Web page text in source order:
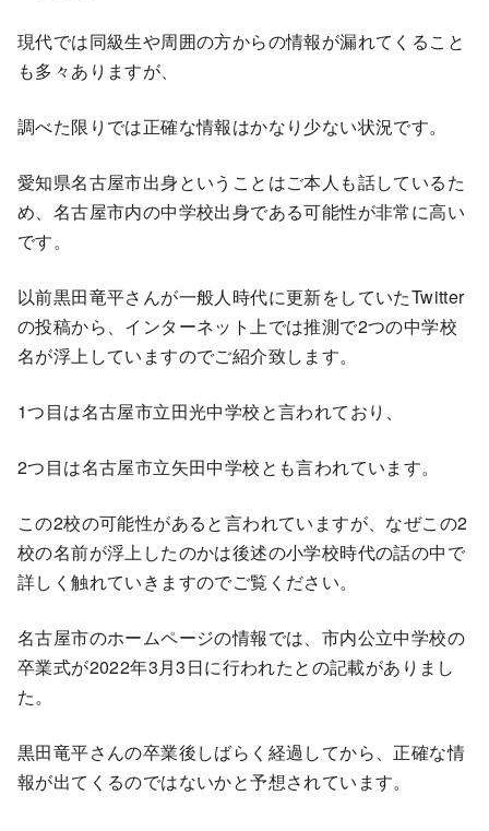
現代では同級生や周囲の方からの情報が漏れてくること
も多々ありますが、
調べた限りでは正確な情報はかなり少ない状況です。
愛知県名古屋市出身ということはご本人も話しているた
め、名古屋市内の中学校出身である可能性が非常に高い
です。
以前黒田竜平さんが一般人時代に更新をしていたTwitter
の投稿から、インターネット上では推測で2つの中学校
名が浮上していますのでご紹介致します。
1つ目は名古屋市立田光中学校と言われており、
2つ目は名古屋市立矢田中学校とも言われています。
この2校の可能性があると言われていますが、なぜこの2
校の名前が浮上したのかは後述の小学校時代の話の中で
詳しく触れていきますのでご覧ください。
名古屋市のホームページの情報では、市内公立中学校の
卒業式が2022年3月3日に行われたとの記載がありまし
た。
黒田竜平さんの卒業後しばらく経過してから、正確な情
報が出てくるのではないかと予想されています。